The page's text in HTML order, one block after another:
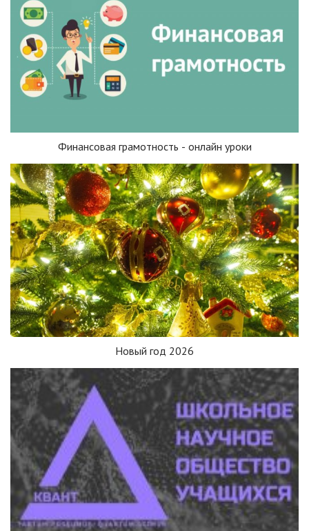
Финансовая грамотность - онлайн уроки
Новый год 2026